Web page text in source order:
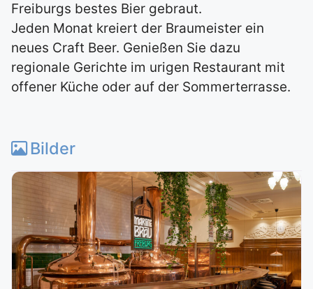
Freiburgs bestes Bier gebraut.
Jeden Monat kreiert der Braumeister ein
neues Craft Beer. Genießen Sie dazu
regionale Gerichte im urigen Restaurant mit
offener Küche oder auf der Sommerterrasse.
Bilder